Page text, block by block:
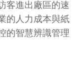
客進出廠區的速
的人力成本與紙
的智慧辨識管理